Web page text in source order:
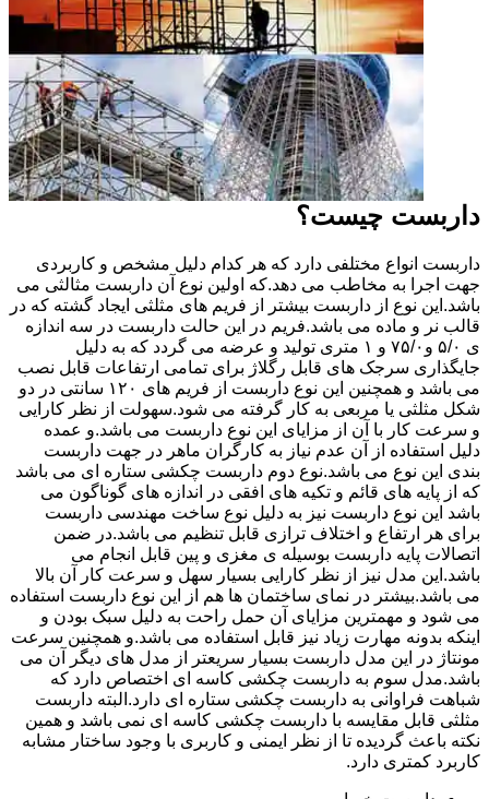
داربست چیست؟
داربست انواع مختلفی دارد که هر کدام دلیل مشخص و کاربردی
جهت اجرا به مخاطب می دهد.که اولین نوع آن داربست مثالثی می
باشد.این نوع از داربست بیشتر از فریم های مثلثی ایجاد گشته که در
قالب نر و ماده می باشد.فریم در این حالت داربست در سه اندازه
ی ۵/۰ و۷۵/۰ و ۱ متری تولید و عرضه می گردد که به دلیل
جایگذاری سرجک های قابل رگلاژ برای تمامی ارتفاعات قابل نصب
می باشد و همچنین این نوع داربست از فریم های ۱۲۰ سانتی در دو
شکل مثلثی یا مربعی به کار گرفته می شود.سهولت از نظر کارایی
و سرعت کار با آن از مزایای این نوع داربست می باشد.و عمده
دلیل استفاده از آن عدم نیاز به کارگران ماهر در جهت داربست
بندی این نوع می باشد.نوع دوم داربست چکشی ستاره ای می باشد
که از پایه های قائم و تکیه های افقی در اندازه های گوناگون می
باشد این نوع داربست نیز به دلیل نوع ساخت مهندسی داربست
برای هر ارتفاع و اختلاف ترازی قابل تنظیم می باشد.در ضمن
اتصالات پایه داربست بوسیله ی مغزی و پین قابل انجام می
باشد.این مدل نیز از نظر کارایی بسیار سهل و سرعت کار آن بالا
می باشد.بیشتر در نمای ساختمان ها هم از این نوع داربست استفاده
می شود و مهمترین مزایای آن حمل راحت به دلیل سبک بودن و
اینکه بدونه مهارت زیاد نیز قابل استفاده می باشد.و همچنین سرعت
مونتاژ در این مدل داربست بسیار سریعتر از مدل های دیگر آن می
باشد.مدل سوم به داربست چکشی کاسه ای اختصاص دارد که
شباهت فراوانی به داربست چکشی ستاره ای دارد.البته داربست
مثلثی قابل مقایسه با داربست چکشی کاسه ای نمی باشد و همین
نکته باعث گردیده تا از نظر ایمنی و کاربری با وجود ساختار مشابه
کاربرد کمتری دارد.